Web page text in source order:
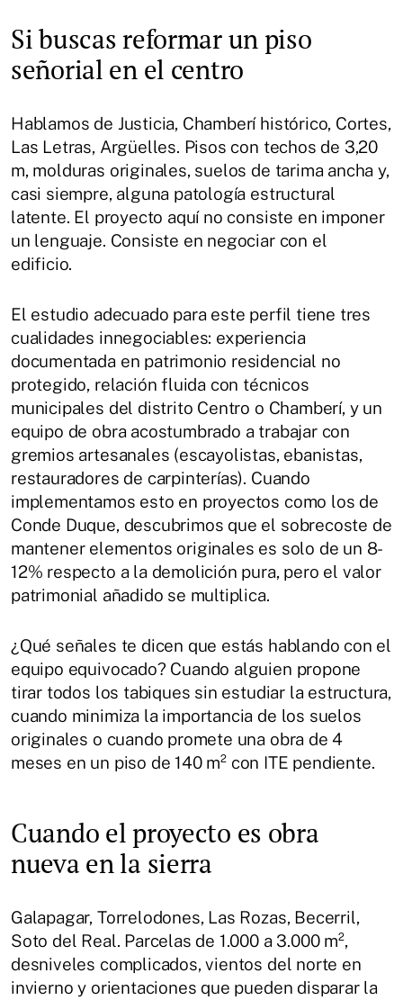
Si buscas reformar un piso
señorial en el centro
Hablamos de Justicia, Chamberí histórico, Cortes,
Las Letras, Argüelles. Pisos con techos de 3,20
m, molduras originales, suelos de tarima ancha y,
casi siempre, alguna patología estructural
latente. El proyecto aquí no consiste en imponer
un lenguaje. Consiste en negociar con el
edificio.
El estudio adecuado para este perfil tiene tres
cualidades innegociables: experiencia
documentada en patrimonio residencial no
protegido, relación fluida con técnicos
municipales del distrito Centro o Chamberí, y un
equipo de obra acostumbrado a trabajar con
gremios artesanales (escayolistas, ebanistas,
restauradores de carpinterías). Cuando
implementamos esto en proyectos como los de
Conde Duque, descubrimos que el sobrecoste de
mantener elementos originales es solo de un 8-
12% respecto a la demolición pura, pero el valor
patrimonial añadido se multiplica.
¿Qué señales te dicen que estás hablando con el
equipo equivocado? Cuando alguien propone
tirar todos los tabiques sin estudiar la estructura,
cuando minimiza la importancia de los suelos
originales o cuando promete una obra de 4
meses en un piso de 140 m² con ITE pendiente.
Cuando el proyecto es obra
nueva en la sierra
Galapagar, Torrelodones, Las Rozas, Becerril,
Soto del Real. Parcelas de 1.000 a 3.000 m²,
desniveles complicados, vientos del norte en
invierno y orientaciones que pueden disparar la